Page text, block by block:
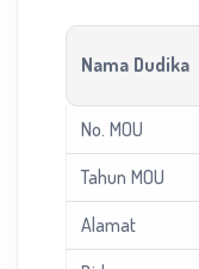
Nama Dudika
No. MOU
Tahun MOU
Alamat